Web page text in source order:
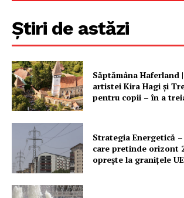
Știri de astăzi
Săptămâna Haferland
artistei Kira Hagi şi
pentru copii – în a
Strategia Energetică
care pretinde orizont
oprește la granițele UE